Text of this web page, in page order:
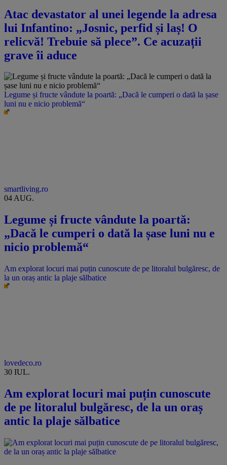
Atac devastator al unei legende la adresa
lui Infantino: „Josnic, perfid și laș! O
relicvă! Trebuie să plece”. Ce acuzații
grave îi aduce
Legume și fructe vândute la poartă: „Dacă le cumperi o dată la șase
luni nu e nicio problemă“
smartliving.ro
04 AUG.
Legume și fructe vândute la poartă:
„Dacă le cumperi o dată la șase luni nu e
nicio problemă“
Am explorat locuri mai puțin cunoscute de pe litoralul bulgăresc, de
la un oraș antic la plaje sălbatice
lovedeco.ro
30 IUL.
Am explorat locuri mai puțin cunoscute
de pe litoralul bulgăresc, de la un oraș
antic la plaje sălbatice